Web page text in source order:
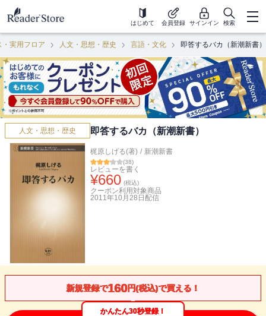
はじめて 会員登録 サインイン 検索
・実用フロア 人文・思想・歴史 言語・文化 即答するバカ（新潮新書）
人文・思想・歴史 即答するバカ（新潮新書）
梶原しげる(著) / 新潮新書
(38)
レビューを書く
¥660 (税込)
クーポン利用対象商品
2011年10月28日 配信
新規登録で160円(税込)で買える！
かんたん30秒登録！